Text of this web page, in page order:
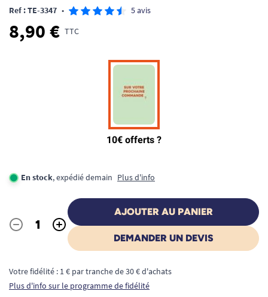
Ref : TE-3347 • 5 avis
8,90 € TTC
En stock, expédié demain Plus d'info
Quantité
- +
AJOUTER AU PANIER
DEMANDER UN DEVIS
Votre fidélité : 1 € par tranche de 30 € d'achats
Plus d'info sur le programme de fidélité